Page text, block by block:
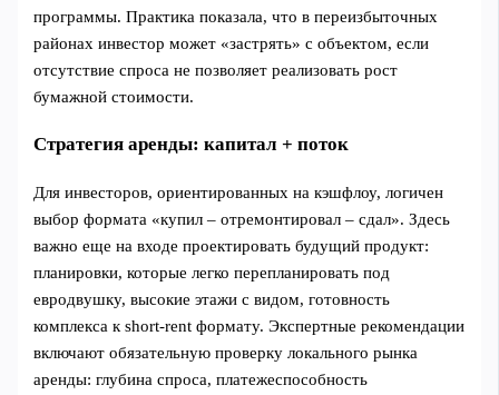
программы. Практика показала, что в переизбыточных
районах инвестор может «застрять» с объектом, если
отсутствие спроса не позволяет реализовать рост
бумажной стоимости.
Стратегия аренды: капитал + поток
Для инвесторов, ориентированных на кэшфлоу, логичен
выбор формата «купил – отремонтировал – сдал». Здесь
важно еще на входе проектировать будущий продукт:
планировки, которые легко перепланировать под
евродвушку, высокие этажи с видом, готовность
комплекса к short‑rent формату. Экспертные рекомендации
включают обязательную проверку локального рынка
аренды: глубина спроса, платежеспособность